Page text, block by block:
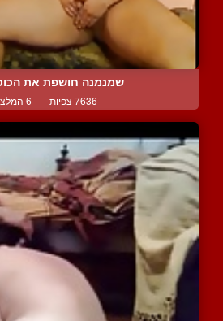
שמנמנה חושפת את
7636 צפיות | 6 המלצות